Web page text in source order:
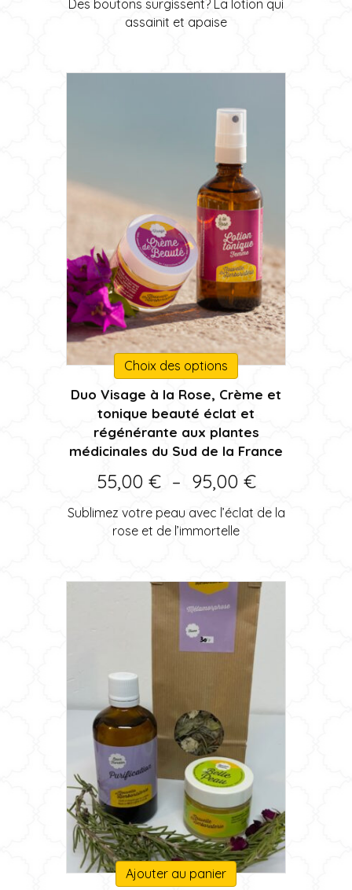
sur
page
du
produit
Des boutons surgissent? La lotion qui
assainit et apaise
Choix des options
Ce
produit
a
plusieurs
variations.
Les
peuvent
être
page
produit
Duo Visage à la Rose, Crème et
tonique beauté éclat et
régénérante aux plantes
médicinales du Sud de la France
55,00 € – 95,00 €Plage
de
à
95,00 €
Sublimez votre peau avec l’éclat de la
rose et de l’immortelle
Ajouter au panier